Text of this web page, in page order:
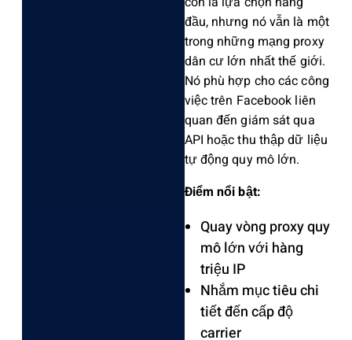
đầu, nhưng nó vẫn là một
trong những mạng proxy
dân cư lớn nhất thế giới.
Nó phù hợp cho các công
việc trên Facebook liên
quan đến giám sát qua
API hoặc thu thập dữ liệu
tự động quy mô lớn.
Điểm nổi bật:
Quay vòng proxy quy
mô lớn với hàng
triệu IP
Nhắm mục tiêu chi
tiết đến cấp độ
carrier